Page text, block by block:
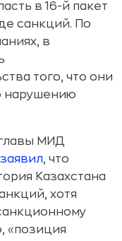
в 16-й пакет
санкций. По
в
того, что они
нарушению
МИД
заявил, что
Казахстана
хотя
«позиция